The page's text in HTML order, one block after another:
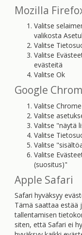
Mozilla
Valitse
valikosta
Valitse
Valitse
evästeitä
Valitse Ok
Google
Valitse
Valitse
Valitse "näytä
Valitse
Valitse
Valitse
(suositus)"
Apple Safari
Safari hyväksyy
Tämä saattaa estää
tallentamisen
siten, että Safari ei